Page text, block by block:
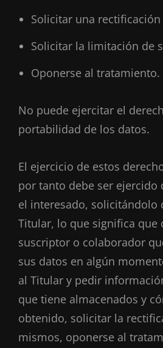
Solicitar una
Solicitar la limitación de
Oponerse al tratamiento.
No puede ejercitar el
portabilidad de los datos.
El ejercicio de estos
por tanto debe ser ejercido
el interesado, solicitándolo
Titular, lo que significa que
suscriptor o colaborador
sus datos en algún
al Titular y pedir
que tiene almacenados y
obtenido, solicitar la
mismos, oponerse al